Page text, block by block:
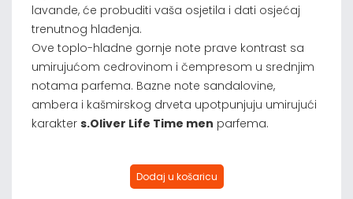
lavande, će probuditi vaša osjetila i dati osjećaj
trenutnog hlađenja.
Ove toplo-hladne gornje note prave kontrast sa
umirujućom cedrovinom i čempresom u srednjim
notama parfema. Bazne note sandalovine,
ambera i kašmirskog drveta upotpunjuju umirujući
karakter s.Oliver Life Time men parfema.